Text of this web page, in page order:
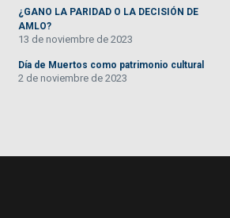
¿GANO LA PARIDAD O LA DECISIÓN DE
AMLO?
13 de noviembre de 2023
Día de Muertos como patrimonio cultural
2 de noviembre de 2023